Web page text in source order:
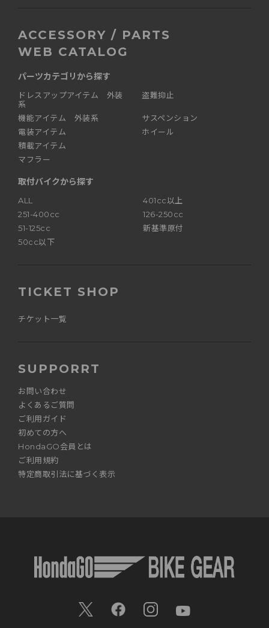
ACCESSORY / PARTS
WEB CATALOG
パーツカテゴリから探す
ドレスアップアイテム 外装
系
機能アイテム 外装系
電装アイテム
積載アイテム
マフラー
盗難抑止
サスペンション
ホイール
取付バイクから探す
ALL
401cc以上
251-400cc
126-250cc
51-125cc
新基準原付
50cc以下
TICKET SHOP
チケット一覧
SUPPORRT
お問い合わせ
よくあるご質問
ご利用ガイド
初めての方へ
HondaGO会員とは
ご利用規約
特定商取引法に基づく表示